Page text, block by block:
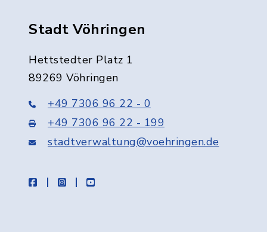
Stadt Vöhringen
Hettstedter Platz 1
89269 Vöhringen
+49 7306 96 22 - 0
+49 7306 96 22 - 199
stadtverwaltung@voehringen.de
facebookinstagramyoutube